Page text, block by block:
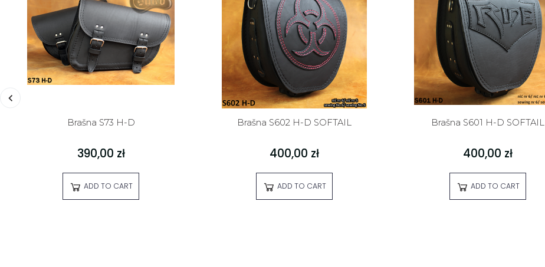
Brašna S73 H-D
390,00 zł
ADD TO CART
Brašna S602 H-D SOFTAIL
400,00 zł
ADD TO CART
Brašna S601 H-D SOFTAIL
400,00 zł
ADD TO CART